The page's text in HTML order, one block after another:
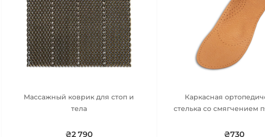
Массажный коврик для стоп и
тела
₴2 790
Каркасная
стелька со смягчением
₴730